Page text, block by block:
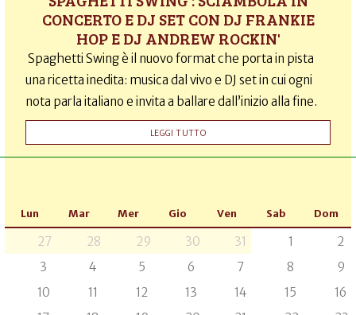
CONCERTO E DJ SET CON DJ FRANKIE
HOP E DJ ANDREW ROCKIN'
Spaghetti Swing è il nuovo format che porta in pista
una ricetta inedita: musica dal vivo e DJ set in cui ogni
nota parla italiano e invita a ballare dall’inizio alla fine.
LEGGI TUTTO
Lun Mar Mer Gio Ven Sab Dom
27 28 29 30 31 1
2
3
4 5 6 7 8
9
10
11 12 13 14 15
16